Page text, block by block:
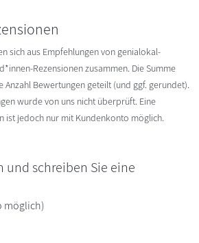
sich aus Empfehlungen von genialokal-
Rezensionen zusammen. Die Summe
Bewertungen geteilt (und ggf. gerundet).
wurde von uns nicht überprüft. Eine
ist jedoch nur mit Kundenkonto möglich.
und schreiben Sie eine
möglich)